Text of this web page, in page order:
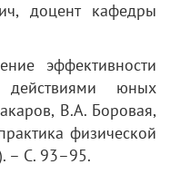
доцент кафедры
эффективности
действиями юных
В.А. Боровая,
физической
– С. 93–95.